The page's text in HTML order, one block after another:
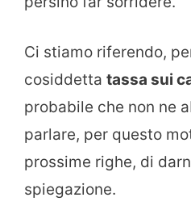
Ci stiamo riferendo,
cosiddetta tassa sui
probabile che non ne
parlare, per questo
prossime righe, di
spiegazione.